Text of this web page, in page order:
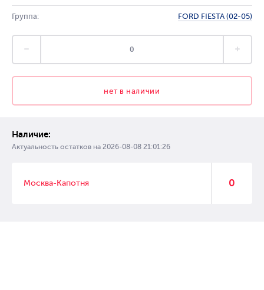
Группа: FORD FIESTA (02-05)
нет в наличии
Наличие:
Актуальность остатков на 2026-08-08 21:01:26
Москва-Капотня 0